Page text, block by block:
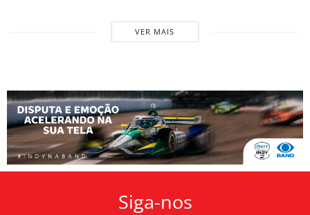
VER MAIS
Siga-nos